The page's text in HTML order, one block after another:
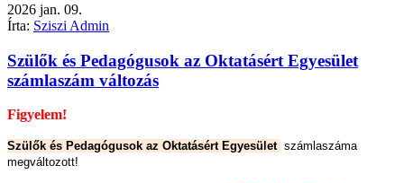
2026 jan. 09.
Írta: Sziszi Admin
Szülők és Pedagógusok az Oktatásért Egyesület
számlaszám változás
Figyelem!
Szülők és Pedagógusok az Oktatásért Egyesület számlaszáma
megváltozott!